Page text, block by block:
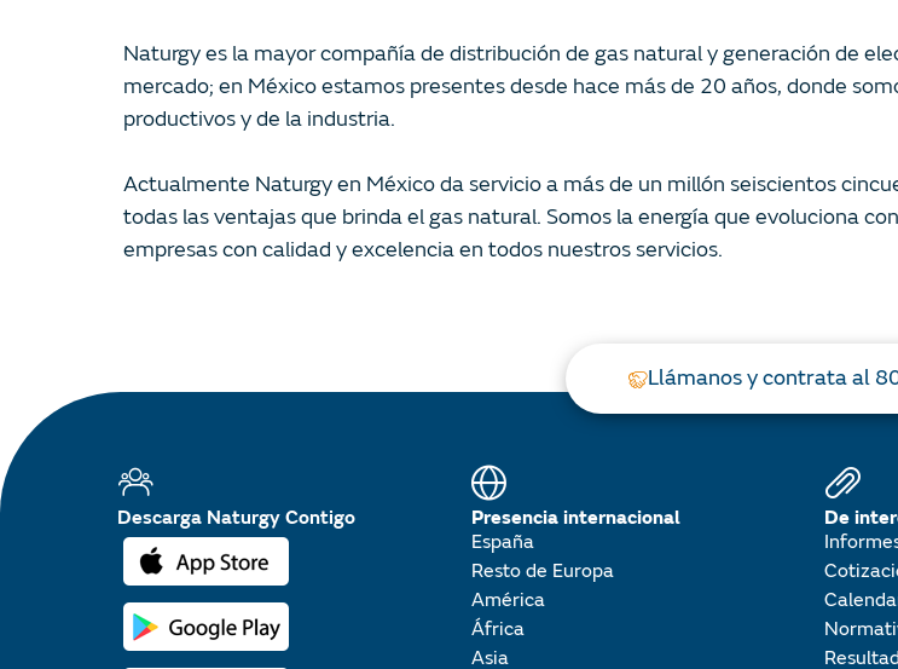
Naturgy es la mayor compañía de distribución de gas natural y generación de
mercado; en México estamos presentes desde hace más de 20 años, donde
productivos y de la industria.
Actualmente Naturgy en México da servicio a más de un millón seiscientos
todas las ventajas que brinda el gas natural. Somos la energía que evoluciona
empresas con calidad y excelencia en todos nuestros servicios.
Llámanos y contrata al
Descarga Naturgy Contigo
Presencia internacional
España
Resto de Europa
América
África
Asia
De